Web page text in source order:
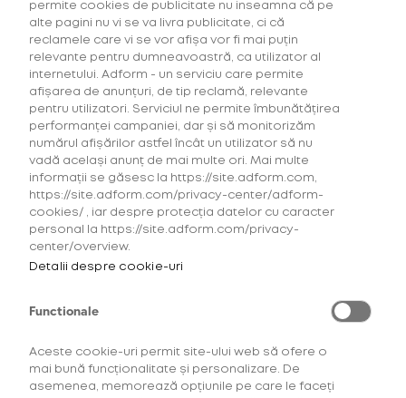
Informații despre produs
Dacă vrei să fii pregătit în orice moment, poți
alege o baterie de încărcare premium, cu
design sofisticat și capacitate excepțională.
Având un sistem de încărcare prin magnet, dar
și porturi USB, aceasta poate fi folosită pentru
multiple gadgeturi, inclusiv dispozitivul glo™.
Specificații:
Material: aluminiu & sticlă
Intrare: 5V-3A, 9V-2A
Ieșire: 5V-3A, 9V-2A, 12V-1.5A
permite cookies de publicitate nu inseamna că pe
alte pagini nu vi se va livra publicitate, ci că
reclamele care vi se vor afișa vor fi mai puțin
relevante pentru dumneavoastră, ca utilizator al
internetului. Adform - un serviciu care permite
afișarea de anunțuri, de tip reclamă, relevante
pentru utilizatori. Serviciul ne permite îmbunătățirea
performanței campaniei, dar și să monitorizăm
numărul afișărilor astfel încât un utilizator să nu
vadă același anunț de mai multe ori. Mai multe
informații se găsesc la https://site.adform.com,
https://site.adform.com/privacy-center/adform-
cookies/ , iar despre protecția datelor cu caracter
personal la https://site.adform.com/privacy-
center/overview.
Detalii despre cookie-uri
Functionale
Aceste cookie-uri permit site-ului web să ofere o
mai bună funcționalitate și personalizare. De
asemenea, memorează opțiunile pe care le faceți